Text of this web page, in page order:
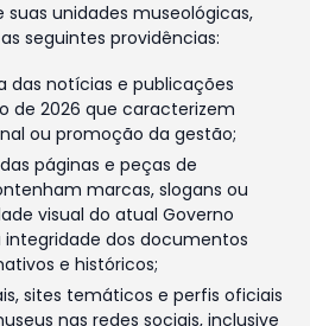
unidades museológicas,
seguintes providências:
notícias e publicações
de 2026 que caracterizem
ou promoção da gestão;
páginas e peças de
marcas, slogans ou
visual do atual Governo
integridade dos documentos
e históricos;
sites temáticos e perfis oficiais
nas redes sociais, inclusive